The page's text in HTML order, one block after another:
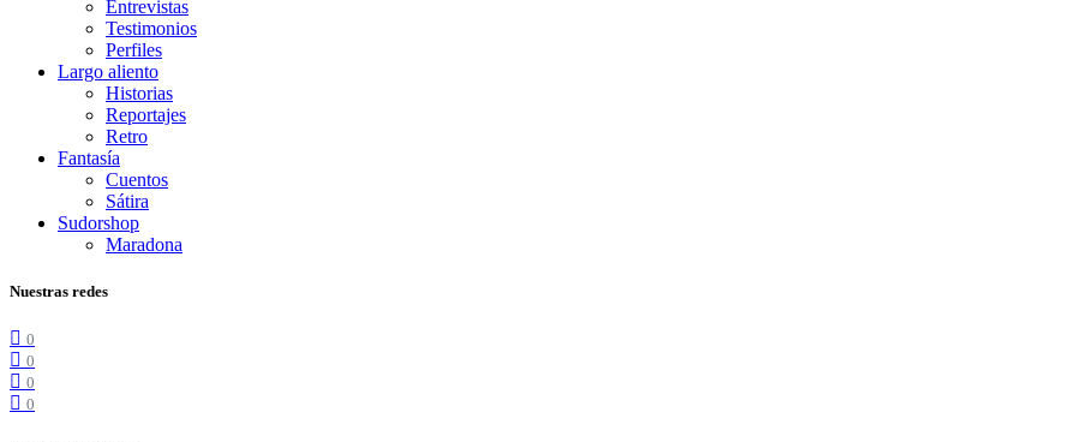
Entrevistas
Testimonios
Perfiles
Largo aliento
Historias
Reportajes
Retro
Fantasía
Cuentos
Sátira
Sudorshop
Maradona
Nuestras redes
0
0
0
0